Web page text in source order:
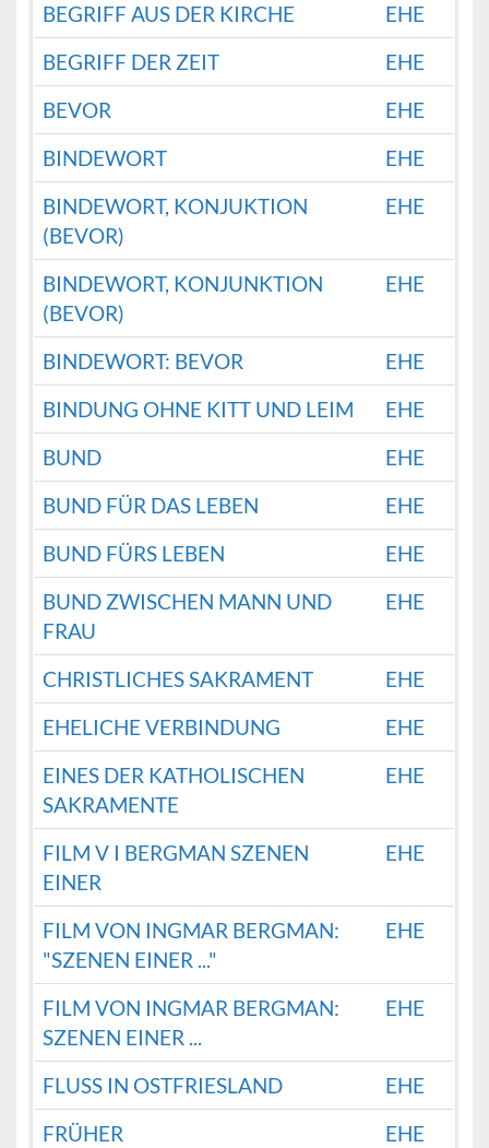
BEGRIFF AUS DER KIRCHE
EHE
BEGRIFF DER ZEIT
EHE
BEVOR
EHE
BINDEWORT
EHE
BINDEWORT, KONJUKTION
(BEVOR)
EHE
BINDEWORT, KONJUNKTION
(BEVOR)
EHE
BINDEWORT: BEVOR
EHE
BINDUNG OHNE KITT UND LEIM
EHE
BUND
EHE
BUND FÜR DAS LEBEN
EHE
BUND FÜRS LEBEN
EHE
BUND ZWISCHEN MANN UND
FRAU
EHE
CHRISTLICHES SAKRAMENT
EHE
EHELICHE VERBINDUNG
EHE
EINES DER KATHOLISCHEN
SAKRAMENTE
EHE
FILM V I BERGMAN SZENEN
EINER
EHE
FILM VON INGMAR BERGMAN:
"SZENEN EINER ..."
EHE
FILM VON INGMAR BERGMAN:
SZENEN EINER ...
EHE
FLUSS IN OSTFRIESLAND
EHE
FRÜHER
EHE